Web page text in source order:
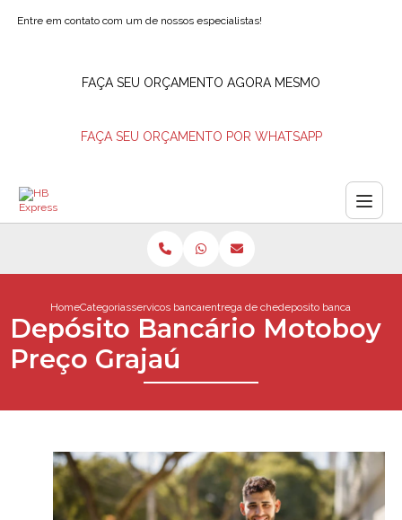
Entre em contato com um de nossos especialistas!
FAÇA SEU ORÇAMENTO AGORA MESMO
FAÇA SEU ORÇAMENTO POR WHATSAPP
HomeCategoriasservicos bancariosentrega de cheques barra da tijuca
deposito bancario
Depósito Bancário Motoboy
Preço Grajaú